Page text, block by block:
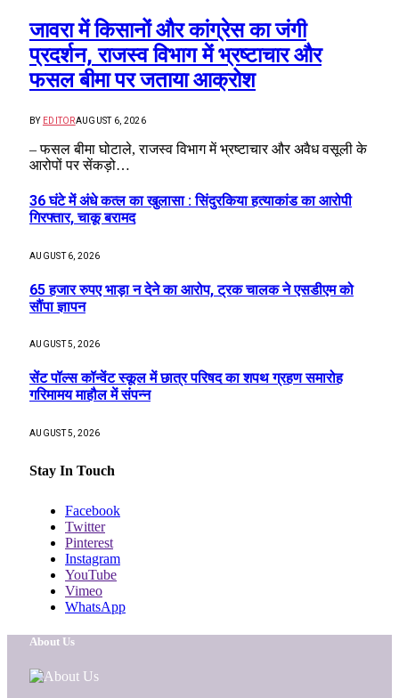
जावरा में किसानों और कांग्रेस का जंगी
प्रदर्शन, राजस्व विभाग में भ्रष्टाचार और
फसल बीमा पर जताया आक्रोश
BY EDITORAUGUST 6, 2026
– फसल बीमा घोटाले, राजस्व विभाग में भ्रष्टाचार और अवैध वसूली के
आरोपों पर सेंकड़ो…
36 घंटे में अंधे कत्ल का खुलासा : सिंदुरकिया हत्याकांड का आरोपी
गिरफ्तार, चाकू बरामद
AUGUST 6, 2026
65 हजार रुपए भाड़ा न देने का आरोप, ट्रक चालक ने एसडीएम को
सौंपा ज्ञापन
AUGUST 5, 2026
सेंट पॉल्स कॉन्वेंट स्कूल में छात्र परिषद का शपथ ग्रहण समारोह
गरिमामय माहौल में संपन्न
AUGUST 5, 2026
Stay In Touch
Facebook
Twitter
Pinterest
Instagram
YouTube
Vimeo
WhatsApp
About Us